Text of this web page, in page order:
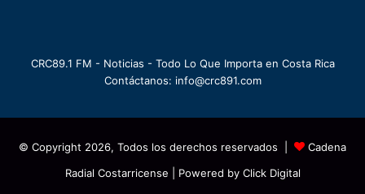
CRC89.1 FM - Noticias - Todo Lo Que Importa en Costa Rica
Contáctanos: info@crc891.com
© Copyright 2026, Todos los derechos reservados |
Cadena
Radial Costarricense | Powered by Click Digital